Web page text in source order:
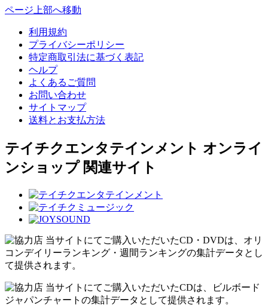
ページ上部へ移動
利用規約
プライバシーポリシー
特定商取引法に基づく表記
ヘルプ
よくあるご質問
お問い合わせ
サイトマップ
送料とお支払方法
テイチクエンタテインメント オンライ
ンショップ 関連サイト
当サイトにてご購入いただいたCD・DVDは、オリ
コンデイリーランキング・週間ランキングの集計データとし
て提供されます。
当サイトにてご購入いただいたCDは、ビルボード
ジャパンチャートの集計データとして提供されます。